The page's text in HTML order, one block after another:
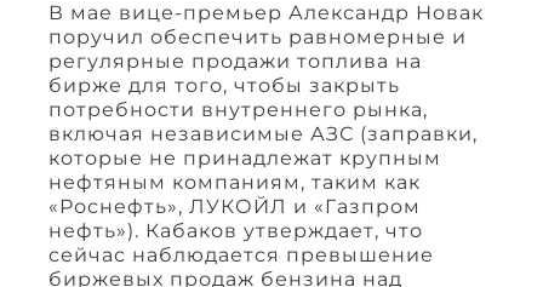
В мае вице-премьер Александр Новак
поручил обеспечить равномерные и
регулярные продажи топлива на
бирже для того, чтобы закрыть
потребности внутреннего рынка,
включая независимые АЗС (заправки,
которые не принадлежат крупным
нефтяным компаниям, таким как
«Роснефть», ЛУКОЙЛ и «Газпром
нефть»). Кабаков утверждает, что
сейчас наблюдается превышение
биржевых продаж бензина над